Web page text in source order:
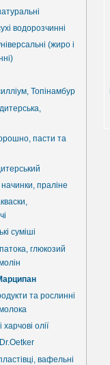
водорозчинні
(жиро і
Топінамбур
пасти та
праліне
суміші
глюкозий
та рослинні
олії
вафельні